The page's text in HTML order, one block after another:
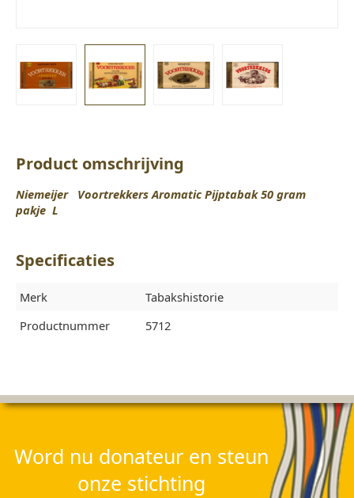
Product omschrijving
Niemeijer Voortrekkers Aromatic Pijptabak 50 gram
pakje L
Specificaties
Merk
Tabakshistorie
Productnummer
5712
Word nu donateur en steun
onze stichting